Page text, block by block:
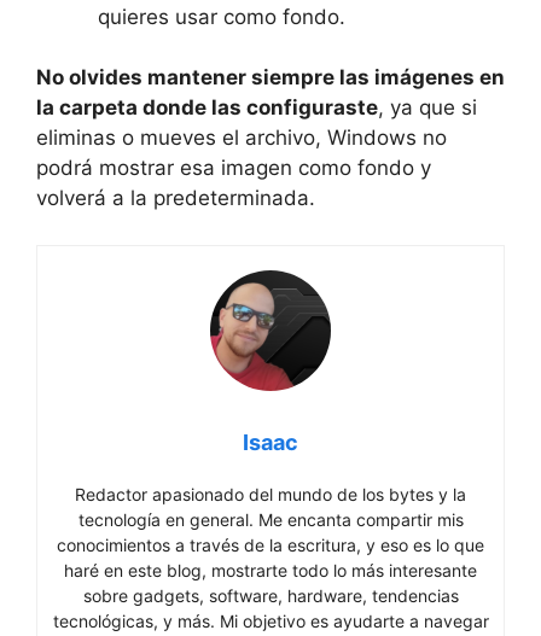
quieres usar como fondo.
No olvides mantener siempre las imágenes en
la carpeta donde las configuraste, ya que si
eliminas o mueves el archivo, Windows no
podrá mostrar esa imagen como fondo y
volverá a la predeterminada.
Isaac
Redactor apasionado del mundo de los bytes y la
tecnología en general. Me encanta compartir mis
conocimientos a través de la escritura, y eso es lo que
haré en este blog, mostrarte todo lo más interesante
sobre gadgets, software, hardware, tendencias
tecnológicas, y más. Mi objetivo es ayudarte a navegar